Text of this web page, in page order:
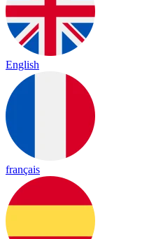
English
français